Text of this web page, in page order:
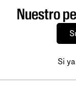
Nuestro
Si